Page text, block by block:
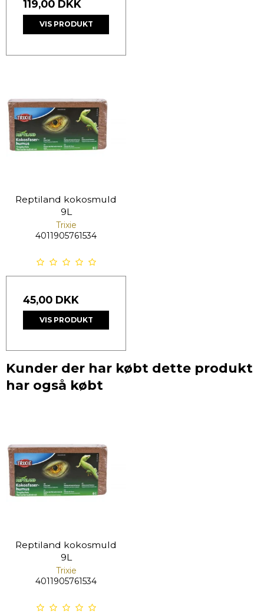
119,00 DKK
VIS PRODUKT
Reptiland kokosmuld
9L
Trixie
4011905761534
45,00 DKK
VIS PRODUKT
Kunder der har købt dette produkt
har også købt
Reptiland kokosmuld
9L
Trixie
4011905761534